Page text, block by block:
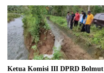
Ketua Komisi III DPRD Bolmut